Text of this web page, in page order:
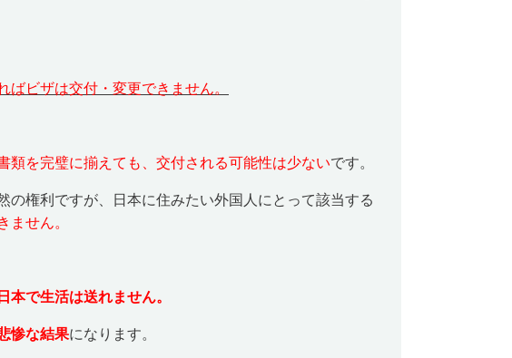
ばビザは交付・変更できません。
類を完璧に揃えても、交付される可能性は少ないです。
の権利ですが、日本に住みたい外国人にとって該当する
ません。
本で生活は送れません。
惨な結果になります。